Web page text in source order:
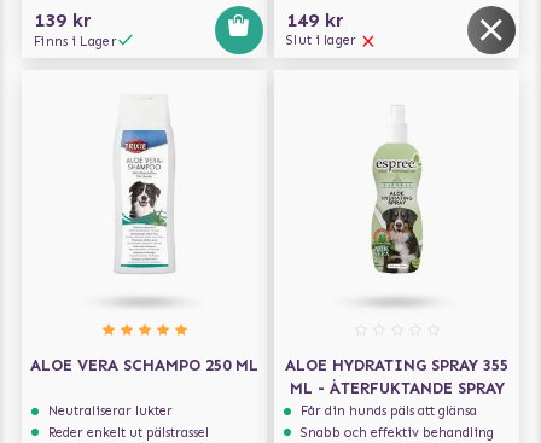
139 kr
Finns i Lager
149 kr
Slut i lager
ALOE VERA SCHAMPO 250 ML
Neutraliserar lukter
Reder enkelt ut pälstrassel
ALOE HYDRATING SPRAY 355
ML - ÅTERFUKTANDE SPRAY
Får din hunds päls att glänsa
Snabb och effektiv behandling